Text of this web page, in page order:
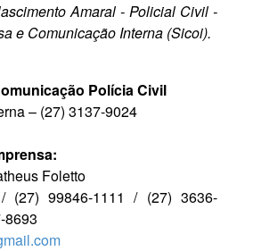
Amaral - Policial Civil -
e Comunicação Interna (Sicoi).
Polícia Civil
– (27) 3137-9024
Foletto
(27) 99846-1111 / (27) 3636-
8693